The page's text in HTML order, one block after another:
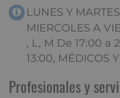
LUNES Y
MIERCOLES A
, L, M De 17:00 a
13:00, MÉDICOS
Profesionales y